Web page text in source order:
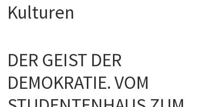
Kulturen
DER GEIST DER
DEMOKRATIE. VOM